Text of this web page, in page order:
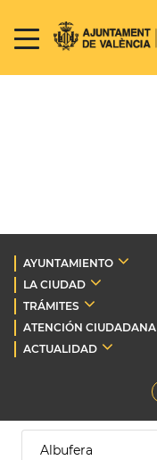
AYUNTAMIENTO
LA CIUDAD
TRÁMITES
ATENCIÓN CIUDADANA
ACTUALIDAD
Albufera